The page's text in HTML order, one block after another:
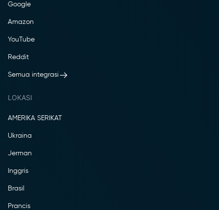
Google
Amazon
YouTube
Reddit
Semua integrasi
LOKASI
AMERIKA SERIKAT
Ukraina
Jerman
Inggris
Brasil
Prancis